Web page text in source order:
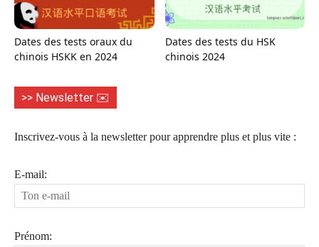
Dates des tests oraux du
chinois HSKK en 2024
Dates des tests du HSK
chinois 2024
>> Newsletter ✉️
Inscrivez-vous à la newsletter pour apprendre plus et plus vite :
E-mail:
Prénom: